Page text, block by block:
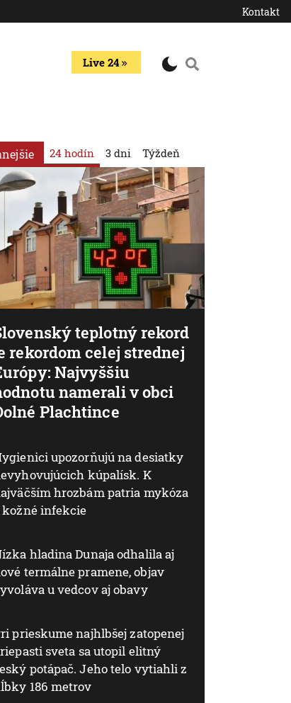
Kontakt
Live 24
24 hodín
teplotný rekord
rekordom celej strednej
Najvyššiu
namerali v obci
Plachtince
upozorňujú na desiatky
kúpalísk. K
hrozbám patria mykóza
kožné infekcie
hladina Dunaja odhalila aj
termálne pramene, objav
u vedcov aj obavy
prieskume najhlbšej zatopenej
sveta sa utopil elitný
potápač. Jeho telo vytiahli z
186 metrov
3 dni Týždeň